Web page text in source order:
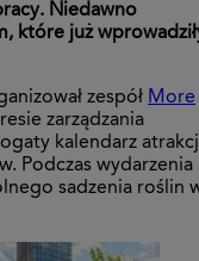
Niedawno
które już
zespół More
zarządzania
kalendarz
Podczas wydarzenia
sadzenia roślin